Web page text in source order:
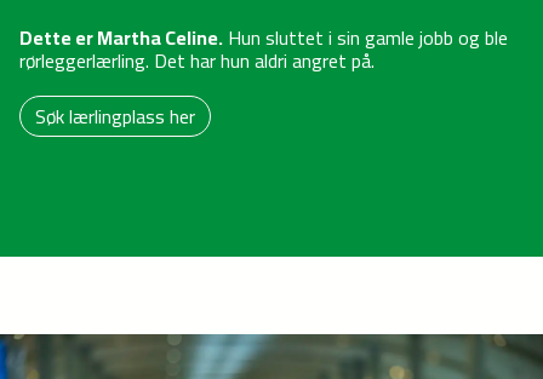
Dette er Martha Celine.Hun sluttet i sin gamle jobb og ble
rørleggerlærling. Det har hun aldri angret på.
Søk lærlingplass her